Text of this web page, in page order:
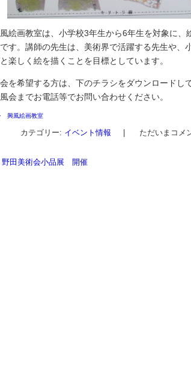
絵画教室は、小学校3年生から6年生を対象に
す。講師の先生は、美術界で活躍する先生や
楽しく絵を描くことを目標としています。
会を希望する方は、下のチラシをダウンロードし
会までお電話等でお問い合わせください。
興風絵画教室
カテゴリー: イベント情報 ただいまコメ
田美術会小品展 開催